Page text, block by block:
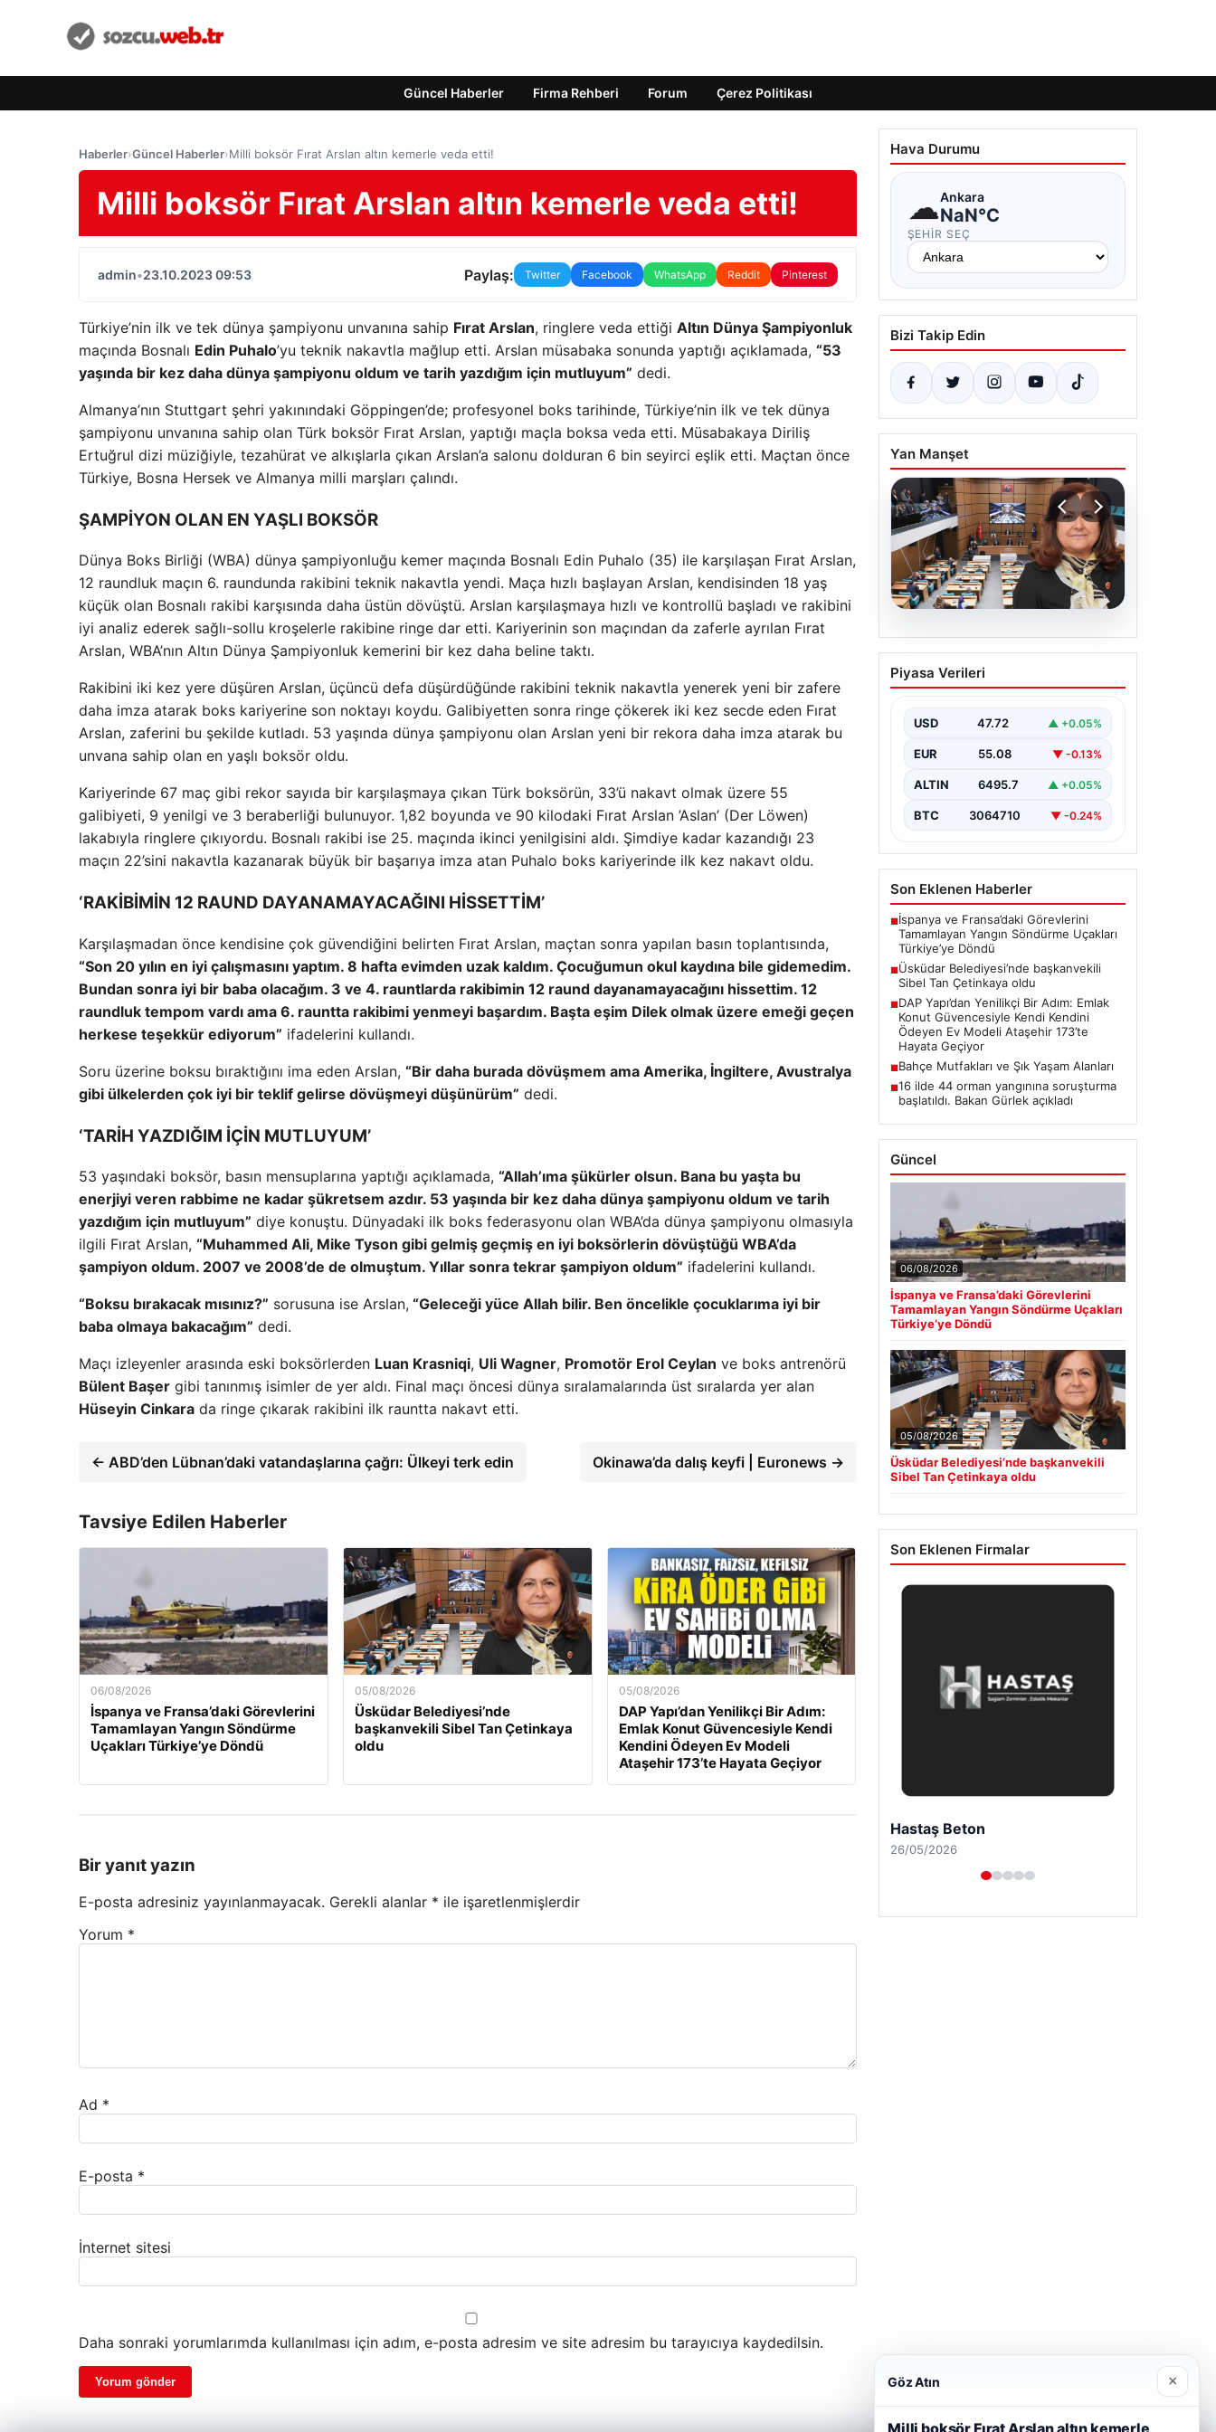
Güncel Haberler Firma Rehberi Forum Çerez Politikası
Haberler›Güncel Haberler›Milli boksör Fırat Arslan altın kemerle veda etti!
Milli boksör Fırat Arslan altın kemerle veda etti!
admin•23.10.2023 09:53 Paylaş: Twitter Facebook WhatsApp Reddit Pinterest
Türkiye’nin ilk ve tek dünya şampiyonu unvanına sahip Fırat Arslan, ringlere veda ettiği Altın Dünya Şampiyonluk
maçında Bosnalı Edin Puhalo’yu teknik nakavtla mağlup etti. Arslan müsabaka sonunda yaptığı açıklamada, “53
yaşında bir kez daha dünya şampiyonu oldum ve tarih yazdığım için mutluyum” dedi.
Almanya’nın Stuttgart şehri yakınındaki Göppingen’de; profesyonel boks tarihinde, Türkiye’nin ilk ve tek dünya
şampiyonu unvanına sahip olan Türk boksör Fırat Arslan, yaptığı maçla boksa veda etti. Müsabakaya Diriliş
Ertuğrul dizi müziğiyle, tezahürat ve alkışlarla çıkan Arslan’a salonu dolduran 6 bin seyirci eşlik etti. Maçtan önce
Türkiye, Bosna Hersek ve Almanya milli marşları çalındı.
ŞAMPİYON OLAN EN YAŞLI BOKSÖR
Dünya Boks Birliği (WBA) dünya şampiyonluğu kemer maçında Bosnalı Edin Puhalo (35) ile karşılaşan Fırat Arslan,
12 raundluk maçın 6. raundunda rakibini teknik nakavtla yendi. Maça hızlı başlayan Arslan, kendisinden 18 yaş
küçük olan Bosnalı rakibi karşısında daha üstün dövüştü. Arslan karşılaşmaya hızlı ve kontrollü başladı ve rakibini
iyi analiz ederek sağlı-sollu kroşelerle rakibine ringe dar etti. Kariyerinin son maçından da zaferle ayrılan Fırat
Arslan, WBA’nın Altın Dünya Şampiyonluk kemerini bir kez daha beline taktı.
Rakibini iki kez yere düşüren Arslan, üçüncü defa düşürdüğünde rakibini teknik nakavtla yenerek yeni bir zafere
daha imza atarak boks kariyerine son noktayı koydu. Galibiyetten sonra ringe çökerek iki kez secde eden Fırat
Arslan, zaferini bu şekilde kutladı. 53 yaşında dünya şampiyonu olan Arslan yeni bir rekora daha imza atarak bu
unvana sahip olan en yaşlı boksör oldu.
Kariyerinde 67 maç gibi rekor sayıda bir karşılaşmaya çıkan Türk boksörün, 33’ü nakavt olmak üzere 55
galibiyeti, 9 yenilgi ve 3 beraberliği bulunuyor. 1,82 boyunda ve 90 kilodaki Fırat Arslan ’Aslan’ (Der Löwen)
lakabıyla ringlere çıkıyordu. Bosnalı rakibi ise 25. maçında ikinci yenilgisini aldı. Şimdiye kadar kazandığı 23
maçın 22’sini nakavtla kazanarak büyük bir başarıya imza atan Puhalo boks kariyerinde ilk kez nakavt oldu.
‘RAKİBİMİN 12 RAUND DAYANAMAYACAĞINI HİSSETTİM’
Karşılaşmadan önce kendisine çok güvendiğini belirten Fırat Arslan, maçtan sonra yapılan basın toplantısında,
“Son 20 yılın en iyi çalışmasını yaptım. 8 hafta evimden uzak kaldım. Çocuğumun okul kaydına bile gidemedim.
Bundan sonra iyi bir baba olacağım. 3 ve 4. rauntlarda rakibimin 12 raund dayanamayacağını hissettim. 12
raundluk tempom vardı ama 6. rauntta rakibimi yenmeyi başardım. Başta eşim Dilek olmak üzere emeği geçen
herkese teşekkür ediyorum” ifadelerini kullandı.
Soru üzerine boksu bıraktığını ima eden Arslan, “Bir daha burada dövüşmem ama Amerika, İngiltere, Avustralya
gibi ülkelerden çok iyi bir teklif gelirse dövüşmeyi düşünürüm” dedi.
‘TARİH YAZDIĞIM İÇİN MUTLUYUM’
53 yaşındaki boksör, basın mensuplarına yaptığı açıklamada, “Allah’ıma şükürler olsun. Bana bu yaşta bu
enerjiyi veren rabbime ne kadar şükretsem azdır. 53 yaşında bir kez daha dünya şampiyonu oldum ve tarih
yazdığım için mutluyum” diye konuştu. Dünyadaki ilk boks federasyonu olan WBA’da dünya şampiyonu olmasıyla
ilgili Fırat Arslan, “Muhammed Ali, Mike Tyson gibi gelmiş geçmiş en iyi boksörlerin dövüştüğü WBA’da
şampiyon oldum. 2007 ve 2008’de de olmuştum. Yıllar sonra tekrar şampiyon oldum” ifadelerini kullandı.
“Boksu bırakacak mısınız?” sorusuna ise Arslan, “Geleceği yüce Allah bilir. Ben öncelikle çocuklarıma iyi bir
baba olmaya bakacağım” dedi.
Maçı izleyenler arasında eski boksörlerden Luan Krasniqi, Uli Wagner, Promotör Erol Ceylan ve boks antrenörü
Bülent Başer gibi tanınmış isimler de yer aldı. Final maçı öncesi dünya sıralamalarında üst sıralarda yer alan
Hüseyin Cinkara da ringe çıkarak rakibini ilk rauntta nakavt etti.
← ABD’den Lübnan’daki vatandaşlarına çağrı: Ülkeyi terk edin Okinawa’da dalış keyfi | Euronews →
Tavsiye Edilen Haberler
06/08/2026
İspanya ve Fransa’daki Görevlerini
Tamamlayan Yangın Söndürme
Uçakları Türkiye’ye Döndü
05/08/2026
Üsküdar Belediyesi’nde
başkanvekili Sibel Tan Çetinkaya
oldu
05/08/2026
DAP Yapı’dan Yenilikçi Bir Adım:
Emlak Konut Güvencesiyle Kendi
Kendini Ödeyen Ev Modeli
Ataşehir 173’te Hayata Geçiyor
Bir yanıt yazın
E-posta adresiniz yayınlanmayacak. Gerekli alanlar * ile işaretlenmişlerdir
Yorum *
Ad *
E-posta *
İnternet sitesi
Daha sonraki yorumlarımda kullanılması için adım, e-posta adresim ve site adresim bu tarayıcıya kaydedilsin.
Hava Durumu
☁Ankara
NaN°C
ŞEHIR SEÇ
Bizi Takip Edin
Yan Manşet
05.08.2026
Üsküdar Belediyesi’nde
başkanvekili Sibel Tan
Piyasa Verileri
USD 47.72 ▲ +0.05%
EUR 55.08 ▼ -0.13%
ALTIN 6495.7 ▲ +0.05%
BTC 3064710 ▼ -0.24%
Son Eklenen Haberler
■İspanya ve Fransa’daki Görevlerini
Tamamlayan Yangın Söndürme Uçakları
Türkiye’ye Döndü
■Üsküdar Belediyesi’nde başkanvekili
Sibel Tan Çetinkaya oldu
■DAP Yapı’dan Yenilikçi Bir Adım: Emlak
Konut Güvencesiyle Kendi Kendini
Ödeyen Ev Modeli Ataşehir 173’te
Hayata Geçiyor
■Bahçe Mutfakları ve Şık Yaşam Alanları
■16 ilde 44 orman yangınına soruşturma
başlatıldı. Bakan Gürlek açıkladı
Güncel
06/08/2026
İspanya ve Fransa’daki Görevlerini
Tamamlayan Yangın Söndürme Uçakları
Türkiye’ye Döndü
05/08/2026
Üsküdar Belediyesi’nde başkanvekili
Sibel Tan Çetinkaya oldu
Son Eklenen Firmalar
Enes Kaplan Avukatlık Bürosu
28/04/2026
Göz Atın ×
Milli boksör Fırat Arslan altın kemerle